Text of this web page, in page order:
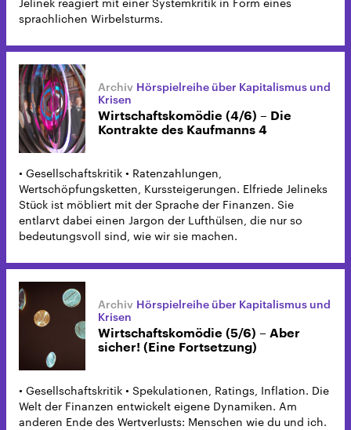
Jelinek reagiert mit einer Systemkritik in Form eines
sprachlichen Wirbelsturms.
Hörspielreihe über Kapitalismus und
Krisen
Wirtschaftskomödie (4/6) – Die
Kontrakte des Kaufmanns 4
• Gesellschaftskritik • Ratenzahlungen,
Wertschöpfungsketten, Kurssteigerungen. Elfriede Jelineks
Stück ist möbliert mit der Sprache der Finanzen. Sie
entlarvt dabei einen Jargon der Lufthülsen, die nur so
bedeutungsvoll sind, wie wir sie machen.
Hörspielreihe über Kapitalismus und
Krisen
Wirtschaftskomödie (5/6) – Aber
sicher! (Eine Fortsetzung)
• Gesellschaftskritik • Spekulationen, Ratings, Inflation. Die
Welt der Finanzen entwickelt eigene Dynamiken. Am
anderen Ende des Wertverlusts: Menschen wie du und ich.